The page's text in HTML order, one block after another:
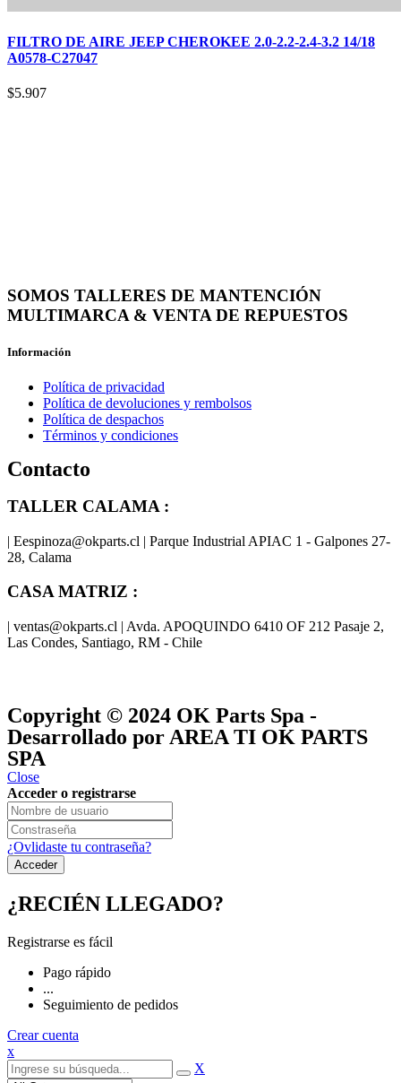
FILTRO DE AIRE JEEP CHEROKEE 2.0-2.2-2.4-3.2 14/18
A0578-C27047
$5.907
SOMOS TALLERES DE MANTENCIÓN
MULTIMARCA & VENTA DE REPUESTOS
Información
Política de privacidad
Política de devoluciones y rembolsos
Política de despachos
Términos y condiciones
Contacto
TALLER CALAMA :
| Eespinoza@okparts.cl | Parque Industrial APIAC 1 - Galpones 27-
28, Calama
CASA MATRIZ :
| ventas@okparts.cl | Avda. APOQUINDO 6410 OF 212 Pasaje 2,
Las Condes, Santiago, RM - Chile
Copyright © 2024 OK Parts Spa -
Desarrollado por AREA TI OK PARTS
SPA
Close
Acceder o registrarse
¿Ovlidaste tu contraseña?
¿RECIÉN LLEGADO?
Registrarse es fácil
Pago rápido
...
Seguimiento de pedidos
Crear cuenta
x
X